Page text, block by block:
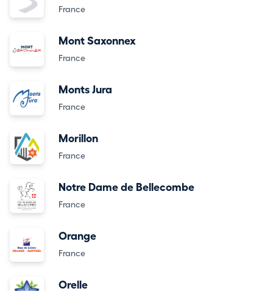
France
Mont Saxonnex
France
Monts Jura
France
Morillon
France
Notre Dame de Bellecombe
France
Orange
France
Orelle